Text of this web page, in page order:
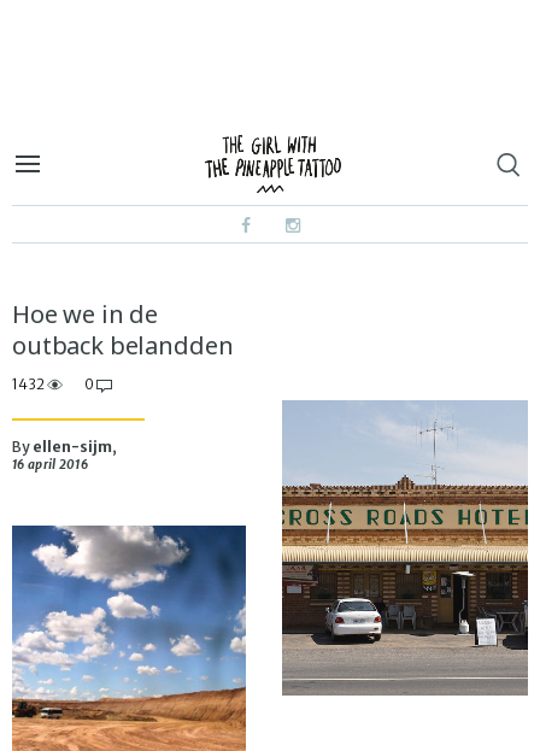
Hoe we in de
outback belandden
1432 0
By ellen-sijm,
16 april 2016